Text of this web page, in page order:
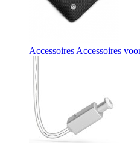
AccessoiresAccessoires